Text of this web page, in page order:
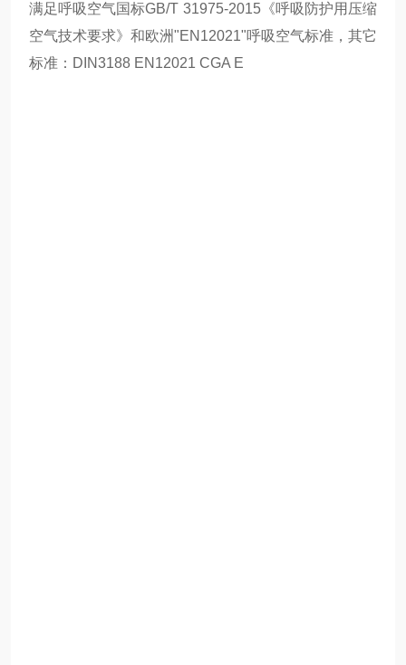
满足呼吸空气国标GB/T 31975-2015《呼吸防护用压缩
空气技术要求》和欧洲"EN12021"呼吸空气标准，其它
标准：DIN3188 EN12021 CGA E